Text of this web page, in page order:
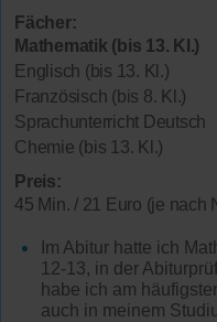
Fächer:
Mathematik (bis 13. Kl.)
Englisch (bis 13. Kl.)
Französisch (bis 8. Kl.)
Sprachunterricht Deutsch
Chemie (bis 13. Kl.)
Preis:
45 Min. / 21 Euro (je nach
Im Abitur hatte ich
12-13, in der
habe ich am
auch in meinem